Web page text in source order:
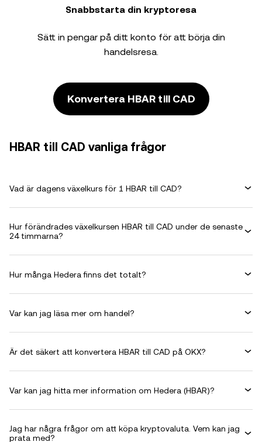
Snabbstarta din kryptoresa
Sätt in pengar på ditt konto för att börja din
handelsresa.
Konvertera HBAR till CAD
HBAR till CAD vanliga frågor
Vad är dagens växelkurs för 1 HBAR till CAD?
Hur förändrades växelkursen HBAR till CAD under de senaste
24 timmarna?
Hur många Hedera finns det totalt?
Var kan jag läsa mer om handel?
Är det säkert att konvertera HBAR till CAD på OKX?
Var kan jag hitta mer information om Hedera (HBAR)?
Jag har några frågor om att köpa kryptovaluta. Vem kan jag
prata med?